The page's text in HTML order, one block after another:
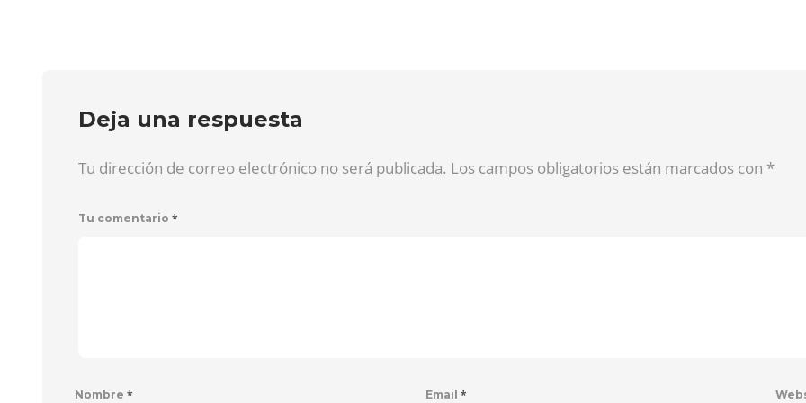
Deja una respuesta
Tu dirección de correo electrónico no será publicada. Los campos obligatorios están marcados con *
Tu comentario *
Nombre * Email *